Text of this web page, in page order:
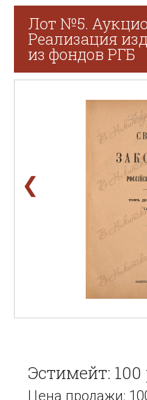
Лот №5.
Реализация
из фондов РГБ
❮
Эстимейт: 100
Цена продажи: